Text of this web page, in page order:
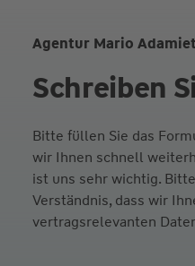
Agentur Mario
Schreiben
Bitte füllen Sie das
wir Ihnen schnell
ist uns sehr wichtig.
Verständnis, dass wir
vertragsrelevanten